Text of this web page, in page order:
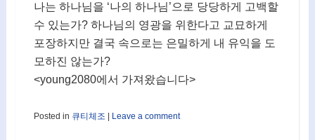
나는 하나님을 ‘나의 하나님’으로 당당하게 고백할
수 있는가? 하나님의 영광을 위한다고 교묘하게
포장하지만 결국 속으로는 은밀하게 내 유익을 도
모하진 않는가?
<young2080에서 가져왔습니다>
Posted in 큐티체조 Leave a comment